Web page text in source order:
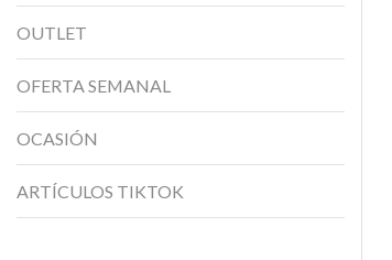
OUTLET
OFERTA SEMANAL
OCASIÓN
ARTÍCULOS TIKTOK